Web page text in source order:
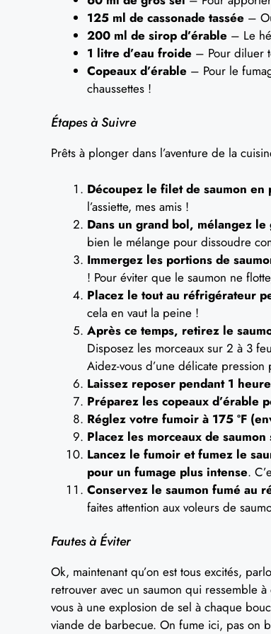
125 ml de cassonade tassée –
200 ml de sirop d’érable – Le
1 litre d’eau froide – Pour diluer
Copeaux d’érable – Pour le
chaussettes !
Étapes à Suivre
Prêts à plonger dans l’aventure de la
Découpez le filet de saumon
l’assiette, mes amis !
Dans un grand bol, mélangez
bien le mélange pour dissoudre
Immergez les portions de
! Pour éviter que le saumon ne
Placez le tout au réfrigérateur
cela en vaut la peine !
Après ce temps, retirez le
Disposez les morceaux sur 2 à 3
Aidez-vous d’une délicate
Laissez reposer pendant 1
Préparez les copeaux d’érable
Réglez votre fumoir à 175 ºF
Placez les morceaux de
Lancez le fumoir et fumez le
pour un fumage plus intense.
Conservez le saumon fumé au
faites attention aux voleurs de
Fautes à Éviter
Ok, maintenant qu’on est tous excités,
retrouver avec un saumon qui ressemble
vous à une explosion de sel à chaque
viande de barbecue. On fume ici, pas on